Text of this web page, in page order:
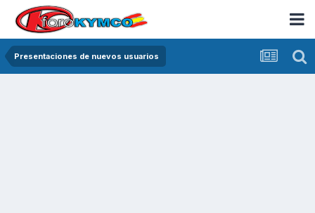
Presentaciones de nuevos usuarios